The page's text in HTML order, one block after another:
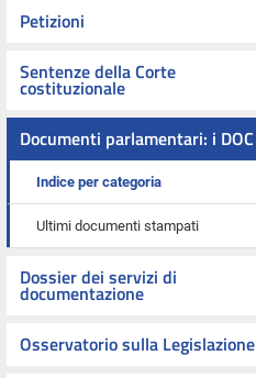
Petizioni
Sentenze della Corte
costituzionale
Documenti parlamentari: i DOC
Indice per categoria
Ultimi documenti stampati
Dossier dei servizi di
documentazione
Osservatorio sulla Legislazione